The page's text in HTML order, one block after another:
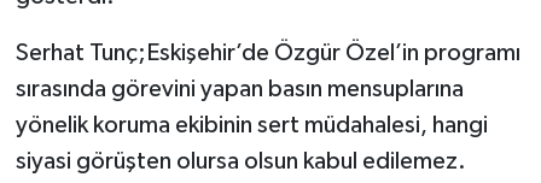
Serhat Tunç;Eskişehir’de Özgür Özel’in programı
sırasında görevini yapan basın mensuplarına
yönelik koruma ekibinin sert müdahalesi, hangi
siyasi görüşten olursa olsun kabul edilemez.